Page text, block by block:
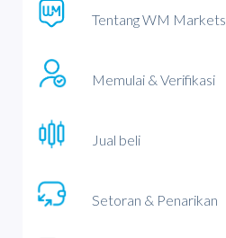
Tentang WM Markets
Memulai & Verifikasi
Jual beli
Setoran & Penarikan